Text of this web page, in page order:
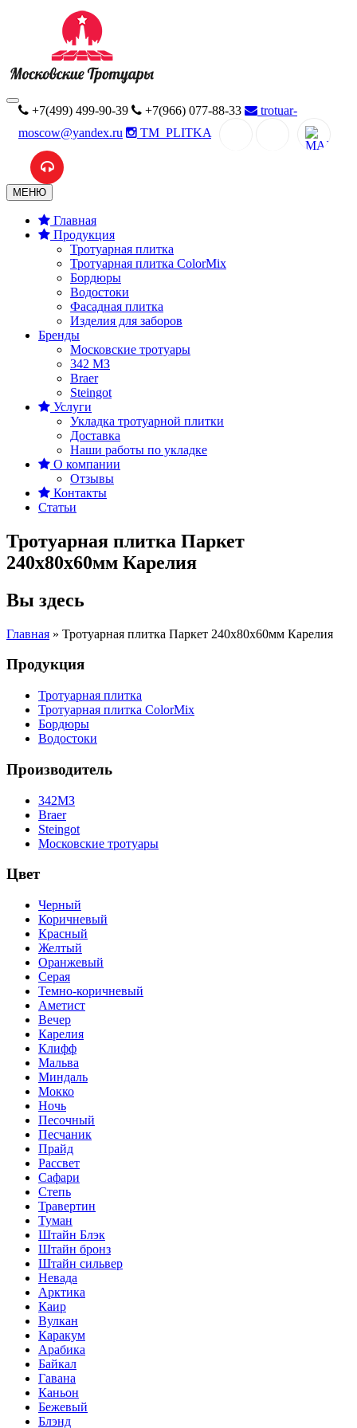
+7(499) 499-90-39 +7(966) 077-88-33
trotuar-
moscow@yandex.ru
TM_PLITKA
MAX
МЕНЮ
Главная
Продукция
Тротуарная плитка
Тротуарная плитка ColorMix
Бордюры
Водостоки
Фасадная плитка
Изделия для заборов
Бренды
Московские тротуары
342 MЗ
Braer
Steingot
Услуги
Укладка тротуарной плитки
Доставка
Наши работы по укладке
О компании
Отзывы
Контакты
Статьи
Тротуарная плитка Паркет
240x80x60мм Карелия
Вы здесь
Главная » Тротуарная плитка Паркет 240x80x60мм Карелия
Продукция
Тротуарная плитка
Тротуарная плитка ColorMix
Бордюры
Водостоки
Производитель
342МЗ
Braer
Steingot
Московские тротуары
Цвет
Черный
Коричневый
Красный
Желтый
Оранжевый
Серая
Темно-коричневый
Аметист
Вечер
Карелия
Клифф
Мальва
Миндаль
Мокко
Ночь
Песочный
Песчаник
Прайд
Рассвет
Сафари
Степь
Травертин
Туман
Штайн Блэк
Штайн бронз
Штайн сильвер
Невада
Арктика
Каир
Вулкан
Каракум
Арабика
Байкал
Гавана
Каньон
Бежевый
Блэнд